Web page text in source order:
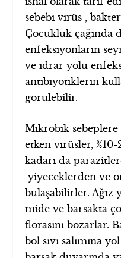
sebebi virüs ,
Çocukluk çağında
enfeksiyonların
ve idrar yolu
antibiyotiklerin
görülebilir.
Mikrobik sebeplere
etken virüsler,
kadarı da
yiyeceklerden ve
bulaşabilirler. Ağız
mide ve barsakta
florasını bozarlar.
bol sıvı salımına